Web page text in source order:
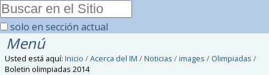
solo en sección actual
Menú
Usted está aquí: Inicio /Acerca del IM /Noticias /images / Olimpiadas /
Boletin olimpiadas 2014